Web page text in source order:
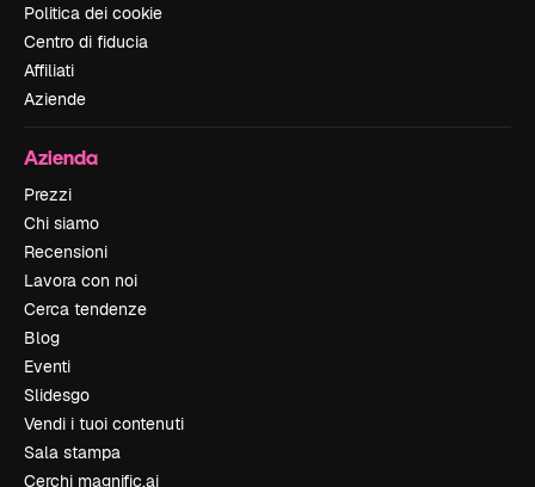
Politica dei cookie
Centro di fiducia
Affiliati
Aziende
Azienda
Prezzi
Chi siamo
Recensioni
Lavora con noi
Cerca tendenze
Blog
Eventi
Slidesgo
Vendi i tuoi contenuti
Sala stampa
Cerchi magnific.ai